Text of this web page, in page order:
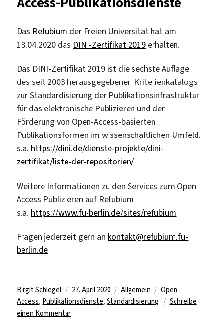
Philologischen
Das Refubium der Freien Universität hat am
18.04.2020 das DINI-Zertifikat 2019 erhalten.
Das DINI-Zertifikat 2019 ist die sechste Auflage
des seit 2003 herausgegebenen Kriterienkatalogs
zur Standardisierung der Publikationsinfrastruktur
für das elektronische Publizieren und der
Förderung von Open-Access-basierten
Publikationsformen im wissenschaftlichen Umfeld.
s.a. https://dini.de/dienste-projekte/dini-
zertifikat/liste-der-repositorien/
Weitere Informationen zu den Services zum Open
Access Publizieren auf Refubium
s.a. https://www.fu-berlin.de/sites/refubium
Fragen jederzeit gern an kontakt@refubium.fu-
berlin.de
Autor
Birgit Schlegel
Veröffentlicht
am
27. April 2020 Kategorien
Allgemein Schlagwörter
Open
Access, Publikationsdienste,Standardisierung
Schreibe
einen Kommentarzu